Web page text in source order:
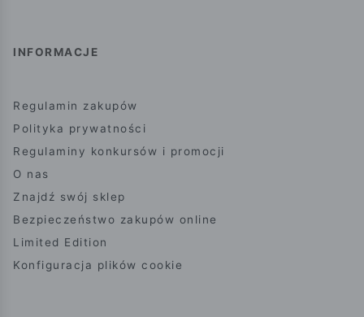
INFORMACJE
Regulamin zakupów
Polityka prywatności
Regulaminy konkursów i promocji
O nas
Znajdź swój sklep
Bezpieczeństwo zakupów online
Limited Edition
Konfiguracja plików cookie